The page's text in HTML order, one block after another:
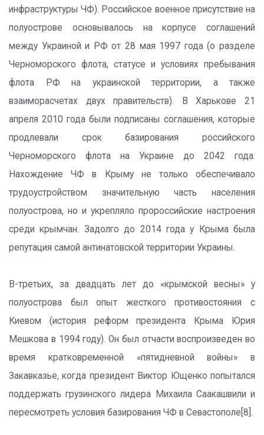
инфраструктуры ЧФ). Российское военное присутствие на
полуострове основывалось на корпусе соглашений
между Украиной и РФ от 28 мая 1997 года (о разделе
Черноморского флота, статусе и условиях пребывания
флота РФ на украинской территории, а также
взаиморасчетах двух правительств). В Харькове 21
апреля 2010 года были подписаны соглашения, которые
продлевали срок базирования российского
Черноморского флота на Украине до 2042 года.
Нахождение ЧФ в Крыму не только обеспечивало
трудоустройством значительную часть населения
полуострова, но и укрепляло пророссийские настроения
среди крымчан. Задолго до 2014 года у Крыма была
репутация самой антинатовской территории Украины.
В-третьих, за двадцать лет до «крымской весны» у
полуострова был опыт жесткого противостояния с
Киевом (история реформ президента Крыма Юрия
Мешкова в 1994 году). Он был отчасти воспроизведен во
время кратковременной «пятидневной войны» в
Закавказье, когда президент Виктор Ющенко попытался
поддержать грузинского лидера Михаила Саакашвили и
пересмотреть условия базирования ЧФ в Севастополе[8].